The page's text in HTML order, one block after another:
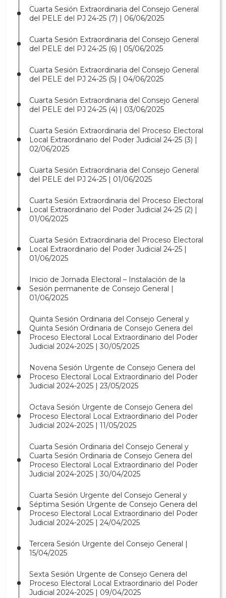
Cuarta Sesión Extraordinaria del Consejo General
del PELE del PJ 24-25 (7) | 06/06/2025
Cuarta Sesión Extraordinaria del Consejo General
del PELE del PJ 24-25 (6) | 05/06/2025
Cuarta Sesión Extraordinaria del Consejo General
del PELE del PJ 24-25 (5) | 04/06/2025
Cuarta Sesión Extraordinaria del Consejo General
del PELE del PJ 24-25 (4) | 03/06/2025
Cuarta Sesión Extraordinaria del Proceso Electoral
Local Extraordinario del Poder Judicial 24-25 (3) |
02/06/2025
Cuarta Sesión Extraordinaria del Consejo General
del PELE del PJ 24-25 | 01/06/2025
Cuarta Sesión Extraordinaria del Proceso Electoral
Local Extraordinario del Poder Judicial 24-25 (2) |
01/06/2025
Cuarta Sesión Extraordinaria del Proceso Electoral
Local Extraordinario del Poder Judicial 24-25 |
01/06/2025
Inicio de Jornada Electoral – Instalación de la
Sesión permanente de Consejo General |
01/06/2025
Quinta Sesión Ordinaria del Consejo General y
Quinta Sesión Ordinaria de Consejo Genera del
Proceso Electoral Local Extraordinario del Poder
Judicial 2024-2025 | 30/05/2025
Novena Sesión Urgente de Consejo Genera del
Proceso Electoral Local Extraordinario del Poder
Judicial 2024-2025 | 23/05/2025
Octava Sesión Urgente de Consejo Genera del
Proceso Electoral Local Extraordinario del Poder
Judicial 2024-2025 | 11/05/2025
Cuarta Sesión Ordinaria del Consejo General y
Cuarta Sesión Ordinaria de Consejo Genera del
Proceso Electoral Local Extraordinario del Poder
Judicial 2024-2025 | 30/04/2025
Cuarta Sesión Urgente del Consejo General y
Séptima Sesión Urgente de Consejo Genera del
Proceso Electoral Local Extraordinario del Poder
Judicial 2024-2025 | 24/04/2025
Tercera Sesión Urgente del Consejo General |
15/04/2025
Sexta Sesión Urgente de Consejo Genera del
Proceso Electoral Local Extraordinario del Poder
Judicial 2024-2025 | 09/04/2025